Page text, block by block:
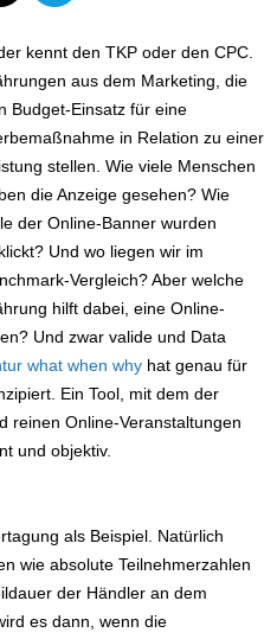
kennt den TKP oder den CPC.
aus dem Marketing, die
Budget-Einsatz für eine
in Relation zu einer
stellen. Wie viele Menschen
die Anzeige gesehen? Wie
der Online-Banner wurden
Und wo liegen wir im
Vergleich? Aber welche
hilft dabei, eine Online-
Und zwar valide und Data
what when why hat genau für
Ein Tool, mit dem der
reinen Online-Veranstaltungen
und objektiv.
als Beispiel. Natürlich
wie absolute Teilnehmerzahlen
der Händler an dem
es dann, wenn die